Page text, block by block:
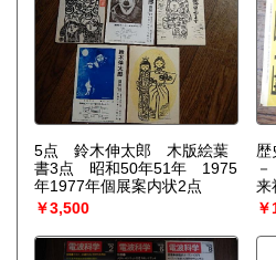
を、非平衡熱力学の立場から、
て、統一的な観点からの説明を試
5点 鈴木伸太郎 木版絵葉
書3点 昭和50年51年 1975
年1977年個展案内状2点
￥3,500
来